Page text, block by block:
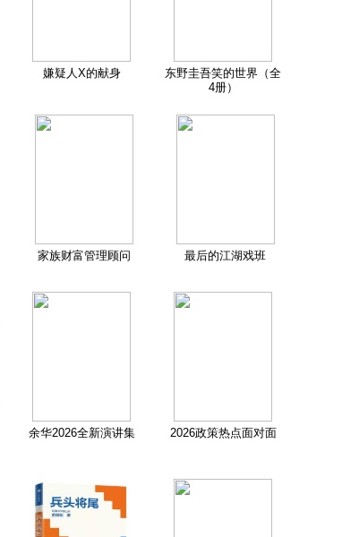
嫌疑人X的献身
东野圭吾笑的世界（全
4册）
家族财富管理顾问 最后的江湖戏班
余华2026全新演讲集 2026政策热点面对面